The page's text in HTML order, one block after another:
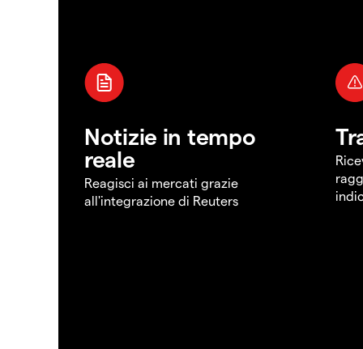
Notizie in tempo
reale
Reagisci ai mercati grazie
all'integrazione di Reuters